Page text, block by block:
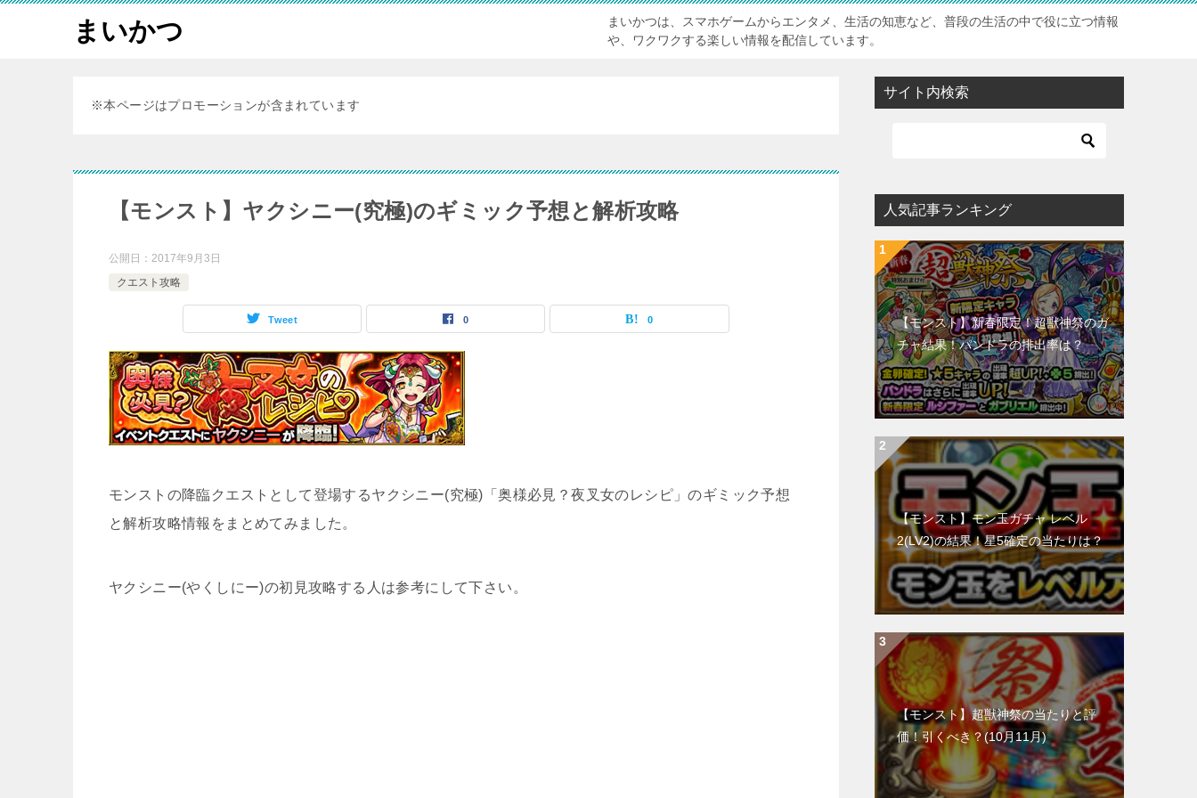
まいかつ
まいかつは、スマホゲームからエンタメ、生活の知恵など、普段の生活の中で役に立つ情報
や、ワクワクする楽しい情報を配信しています。
※本ページはプロモーションが含まれています
【モンスト】ヤクシニー(究極)のギミック予想と解析攻略
公開日： 2017年9月3日
クエスト攻略
Tweet 0 0
モンストの降臨クエストとして登場するヤクシニー(究極)「奥様必見？夜叉女のレシピ」のギミック予想
と解析攻略情報をまとめてみました。
ヤクシニー(やくしにー)の初見攻略する人は参考にして下さい。
サイト内検索
人気記事ランキング
【モンスト】新春限定！超獣神祭のガ
チャ結果！パンドラの排出率は？
【モンスト】モン玉ガチャ レベル
2(LV2)の結果！星5確定の当たりは？
【モンスト】超獣神祭の当たりと評
価！引くべき？(10月11月)